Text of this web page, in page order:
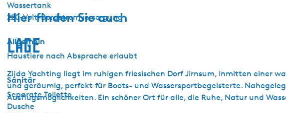
Wassertank
220-Volt-Bordstromversorgung
Allgemein
Haustiere nach Absprache erlaubt
Sanitär
Separate Toilette
Dusche
Hier finden Sie auch
Lage
Zijda Yachting liegt im ruhigen friesischen Dorf Jirnsum, inmitten einer
und geräumig, perfekt für Boots- und Wassersportbegeisterte.
Ausflugsmöglichkeiten. Ein schöner Ort für alle, die Ruhe, Natur und